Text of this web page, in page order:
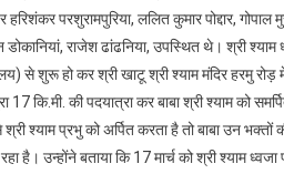
परशुरामपुरिया, ललित कुमार पोद्दार,
डोकानियां, राजेश ढांढनिया, उपस्थित थे। श्री
से शुरू हो कर श्री खाटू श्री श्याम मंदिर हरमु
17 कि.मी. की पदयात्रा कर बाबा श्री श्याम को
श्याम प्रभु को अर्पित करता है तो बाबा उन भक्तों
है। उन्होंने बताया कि 17 मार्च को श्री श्याम